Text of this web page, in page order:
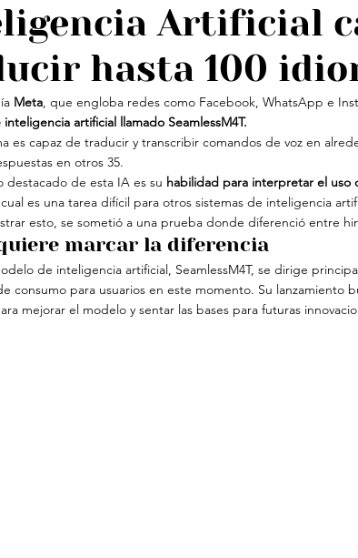
Artificial
hasta 100
Meta, que engloba redes como Facebook, WhatsApp e
artificial llamado SeamlessM4T.
es capaz de traducir y transcribir comandos de voz en
en otros 35.
destacado de esta IA es su habilidad para interpretar el uso
es una tarea difícil para otros sistemas de inteligencia
esto, se sometió a una prueba donde diferenció entre
marcar la diferencia
de inteligencia artificial, SeamlessM4T, se dirige
consumo para usuarios en este momento. Su lanzamiento
mejorar el modelo y sentar las bases para futuras